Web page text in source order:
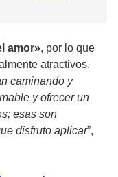
amor», por lo que
atractivos.
caminando y
y ofrecer un
esas son
disfruto aplicar”,